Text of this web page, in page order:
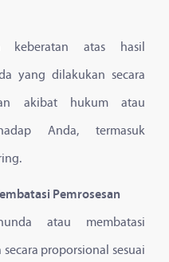
keberatan atas hasil
yang dilakukan secara
akibat hukum atau
Anda, termasuk
Pemrosesan
atau membatasi
proporsional sesuai